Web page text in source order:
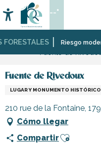
au
contenu
principal
Riesgo
Accessibilité
Buscar
--°
Página Web
Fuente de Rivedoux
LUGAR Y MONUMENTO HISTÓRICO
210 rue de la Fontaine,
Cómo llegar
CompartirAjouter aux